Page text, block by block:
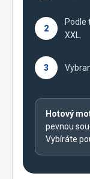
2
Podle
XXL.
3
Hotový
pevnou
Vybíráte